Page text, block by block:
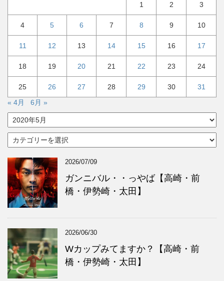
1 2 3
4 5 6 7 8 9 10
11 12 13 14 15 16 17
18 19 20 21 22 23 24
25 26 27 28 29 30
31
« 4月
6月 »
ア
ー
カ
イ
ブ
カ
テ
ゴ
ー
2026/07/09
ガンニバル・・っやば【高崎・前
橋・伊勢崎・太田】
2026/06/30
Wカップみてますか？【高崎・前
橋・伊勢崎・太田】